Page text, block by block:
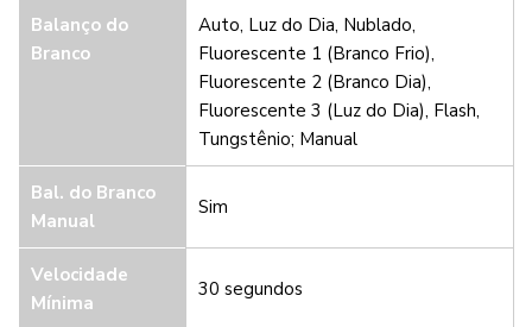
Balanço do
Branco
Auto, Luz do Dia, Nublado,
Fluorescente 1 (Branco Frio),
Fluorescente 2 (Branco Dia),
Fluorescente 3 (Luz do Dia), Flash,
Tungstênio; Manual
Bal. do Branco
Manual
Sim
Velocidade
Mínima
30 segundos